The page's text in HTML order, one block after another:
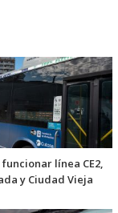
funcionar línea CE2,
y Ciudad Vieja